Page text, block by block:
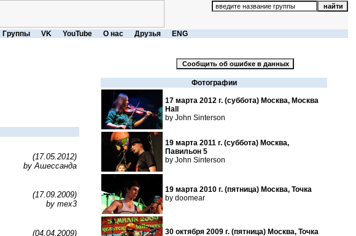
Группы VK YouTube О нас Друзья ENG
(17.05.2012)
by Ашессанда
(17.09.2009)
by mex3
(04.04.2009)
Фотографии
17 марта 2012 г. (суббота) Москва, Москва
Hall
by John Sinterson
19 марта 2011 г. (суббота) Москва,
Павильон 5
by John Sinterson
19 марта 2010 г. (пятница) Москва, Точка
by doomear
30 октября 2009 г. (пятница) Москва, Точка